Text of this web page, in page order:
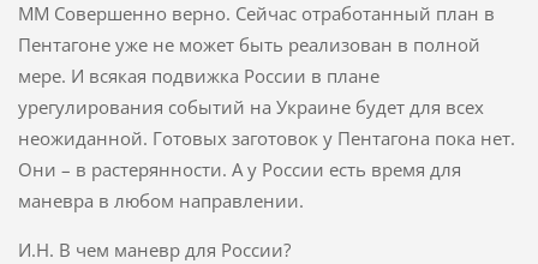
ММ Совершенно верно. Сейчас отработанный план в
Пентагоне уже не может быть реализован в полной
мере. И всякая подвижка России в плане
урегулирования событий на Украине будет для всех
неожиданной. Готовых заготовок у Пентагона пока нет.
Они – в растерянности. А у России есть время для
маневра в любом направлении.
И.Н. В чем маневр для России?